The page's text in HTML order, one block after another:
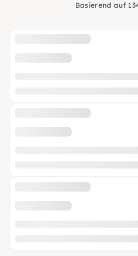
Basierend auf